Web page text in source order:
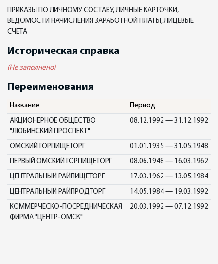
ПРИКАЗЫ ПО ЛИЧНОМУ СОСТАВУ, ЛИЧНЫЕ КАРТОЧКИ,
ВЕДОМОСТИ НАЧИСЛЕНИЯ ЗАРАБОТНОЙ ПЛАТЫ, ЛИЦЕВЫЕ
СЧЕТА
Историческая справка
(Не заполнено)
Переименования
Название Период
АКЦИОНЕРНОЕ ОБЩЕСТВО
"ЛЮБИНСКИЙ ПРОСПЕКТ"
08.12.1992 — 31.12.1992
ОМСКИЙ ГОРПИЩЕТОРГ 01.01.1935 — 31.05.1948
ПЕРВЫЙ ОМСКИЙ ГОРПИЩЕТОРГ 08.06.1948 — 16.03.1962
ЦЕНТРАЛЬНЫЙ РАЙПИЩЕТОРГ 17.03.1962 — 13.05.1984
ЦЕНТРАЛЬНЫЙ РАЙПРОДТОРГ 14.05.1984 — 19.03.1992
КОММЕРЧЕСКО-ПОСРЕДНИЧЕСКАЯ
ФИРМА "ЦЕНТР-ОМСК"
20.03.1992 — 07.12.1992